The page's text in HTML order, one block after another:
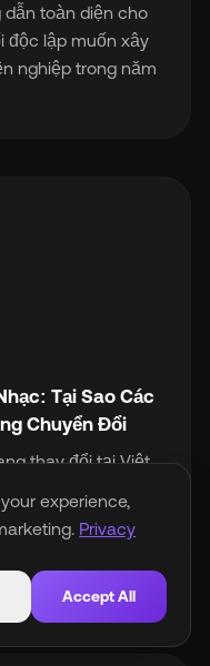
toàn diện cho
độc lập muốn xây
nghiệp trong năm
Tại Sao Các
Chuyển Đổi
thay đổi tại Việt
sang mô hình
hiệu, dữ liệu và
experience,
Privacy
Accept All